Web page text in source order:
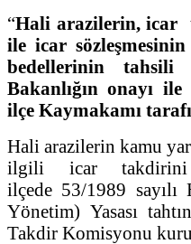
“Hali arazilerin,
ile icar
bedellerinin
Bakanlığın onayı
ilçe Kaymakamı
Hali arazilerin kamu
ilgili icar
ilçede 53/1989
Yönetim) Yasası
Takdir Komisyonu